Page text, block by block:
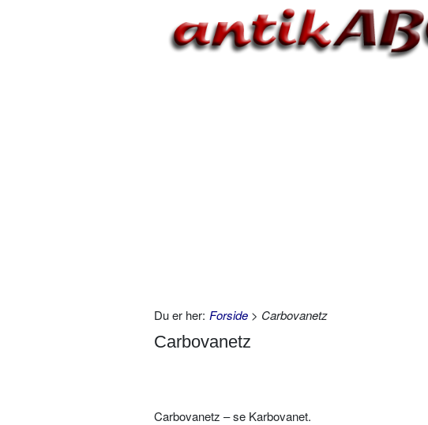
Du er her: Forside > Carbovanetz
Carbovanetz
Carbovanetz – se Karbovanet.